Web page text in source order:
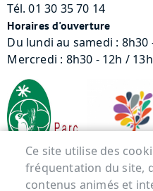
Tél. 01 30 35 70 14
Horaires d'ouverture
Du lundi au samedi : 8h30
Mercredi : 8h30 - 12h /
Ce site utilise des
fréquentation du site,
contenus animés et